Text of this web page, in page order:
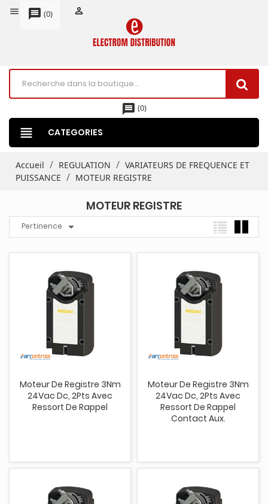
 message (0) 
message (0)
view_headline CATEGORIES
Accueil REGULATION
VARIATEURS DE FREQUENCE ET
PUISSANCE
MOTEUR REGISTRE
MOTEUR REGISTRE
Pertinence 
Moteur De Registre 3Nm
24Vac Dc, 2Pts Avec
Ressort De Rappel
Moteur De Registre 3Nm
24Vac Dc, 2Pts Avec
Ressort De Rappel
Contact Aux.